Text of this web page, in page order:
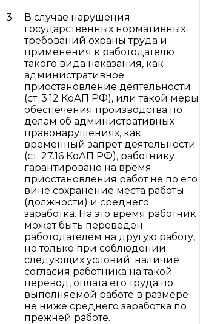
В случае нарушения
государственных нормативных
требований охраны труда и
применения к работодателю
такого вида наказания, как
административное
приостановление деятельности
(ст. 3.12 КоАП РФ), или такой меры
обеспечения производства по
делам об административных
правонарушениях, как
временный запрет деятельности
(ст. 27.16 КоАП РФ), работнику
гарантировано на время
приостановления работ не по его
вине сохранение места работы
(должности) и среднего
заработка. На это время работник
может быть переведен
работодателем на другую работу,
но только при соблюдении
следующих условий: наличие
согласия работника на такой
перевод, оплата его труда по
выполняемой работе в размере
не ниже среднего заработка по
прежней работе.